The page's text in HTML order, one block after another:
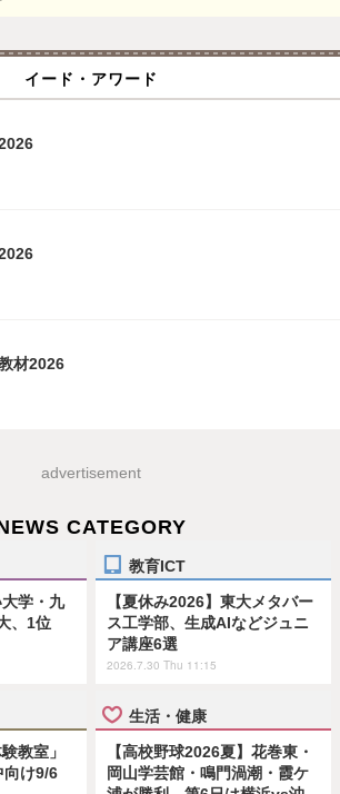
イード・アワード
材2026
advertisement
CATEGORY
学・九
、1位
教育ICT
【夏休み2026】東大メタバー
ス工学部、生成AIなどジュニ
ア講座6選
2026.7.30 Thu 11:15
教室」
け9/6
生活・健康
【高校野球2026夏】花巻東・
岡山学芸館・鳴門渦潮・霞ケ